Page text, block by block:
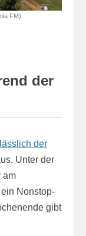
FM)
der
der
Unter der
am
Nonstop-
gibt